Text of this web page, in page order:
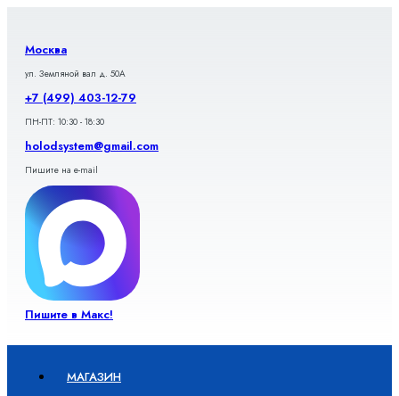
содержимому
Москва
ул. Земляной вал д. 50А
+7 (499) 403-12-79
ПН-ПТ: 10:30 - 18:30
holodsystem@gmail.com
Пишите на e-mail
Пишите в Макс!
МАГАЗИН